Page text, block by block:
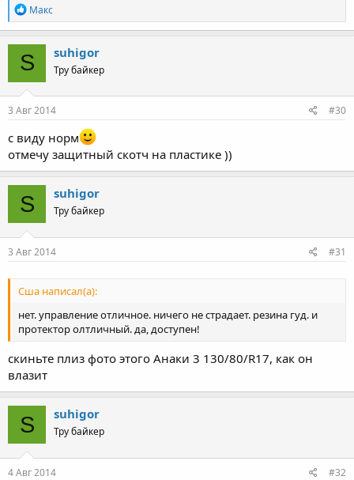
R
e
a
c
t
i
o
n
s
Макс
S suhigor
Тру байкер
3 Авг 2014 #30
с виду норм
отмечу защитный скотч на пластике ))
S suhigor
Тру байкер
3 Авг 2014 #31
Сша написал(а):
нет. управление отличное. ничего не страдает. резина гуд. и
протектор олтличный. да, доступен!
скиньте плиз фото этого Анаки 3 130/80/R17, как он
влазит
S suhigor
Тру байкер
4 Авг 2014 #32